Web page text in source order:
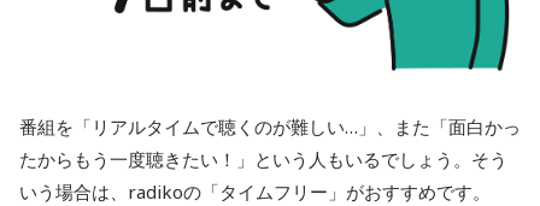
番組を「リアルタイムで聴くのが難しい…」、また「面白かっ
たからもう一度聴きたい！」という人もいるでしょう。そう
いう場合は、radikoの「タイムフリー」がおすすめです。